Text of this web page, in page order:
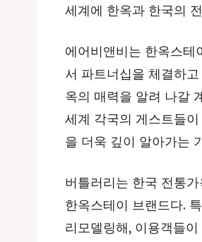
세계에 한옥과 한국의
에어비앤비는 한옥스테
서 파트너십을 체결하
옥의 매력을 알려 나갈
세계 각국의 게스트들
을 더욱 깊이 알아가는
버틀러리는 한국 전통
한옥스테이 브랜드다.
리모델링해, 이용객들